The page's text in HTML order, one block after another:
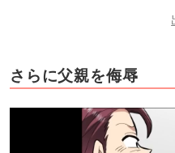
さらに父親を侮辱